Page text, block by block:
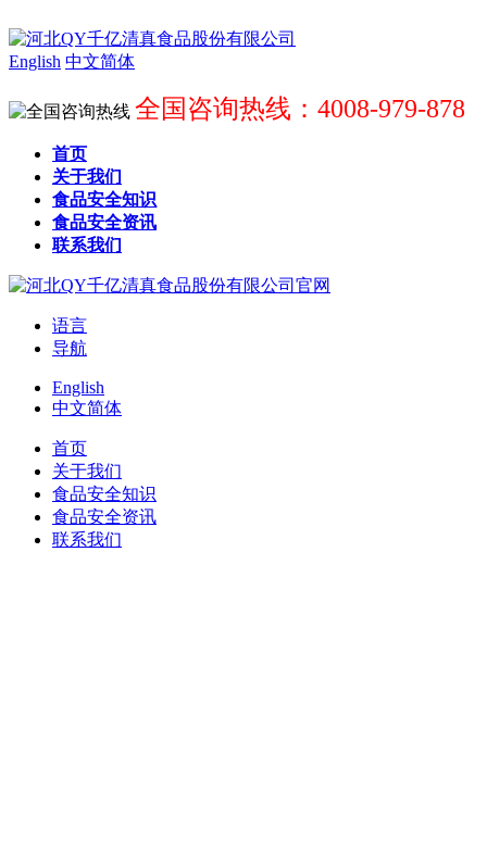
English 中文简体
全国咨询热线：4008-979-878
首页
关于我们
食品安全知识
食品安全资讯
联系我们
语言
导航
English
中文简体
首页
关于我们
食品安全知识
食品安全资讯
联系我们